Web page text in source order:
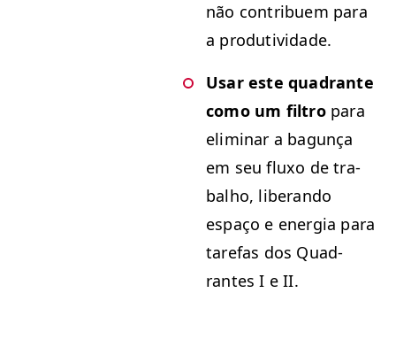
não con­tribuem para
a produtividade.
Usar este quad­rante
como um fil­tropara
elim­i­nar a bagunça
em seu fluxo de tra­
bal­ho, liberan­do
espaço e ener­gia para
tare­fas dos Quad­
rantes I eII.